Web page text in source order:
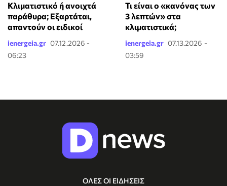
Κλιματιστικό ή ανοιχτά
παράθυρα; Εξαρτάται,
απαντούν οι ειδικοί
ienergeia.gr 07.12.2026 -
06:23
Τι είναι ο «κανόνας των
3 λεπτών» στα
κλιματιστικά;
ienergeia.gr 07.13.2026 -
03:59
ΟΛΕΣ ΟΙ ΕΙΔΗΣΕΙΣ